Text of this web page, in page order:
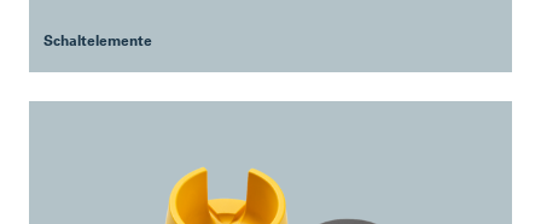
Schaltelemente